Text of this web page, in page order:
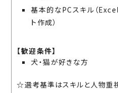
基本的なPCスキル（
ト作成）
【歓迎条件】
犬・猫が好きな方
☆選考基準はスキルと人物重視